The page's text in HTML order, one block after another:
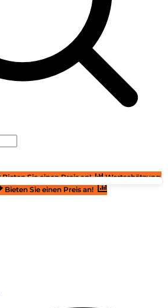
Bieten Sie einen Preis an!
Wertschätzung
Bieten Sie einen Preis an!